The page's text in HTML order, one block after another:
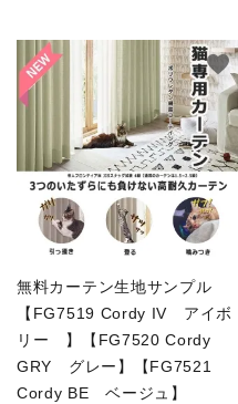
無料カーテン生地サンプル
【FG7519 Cordy IV アイボ
リー 】【FG7520 Cordy
GRY グレー】【FG7521
Cordy BE ベージュ】
favorite